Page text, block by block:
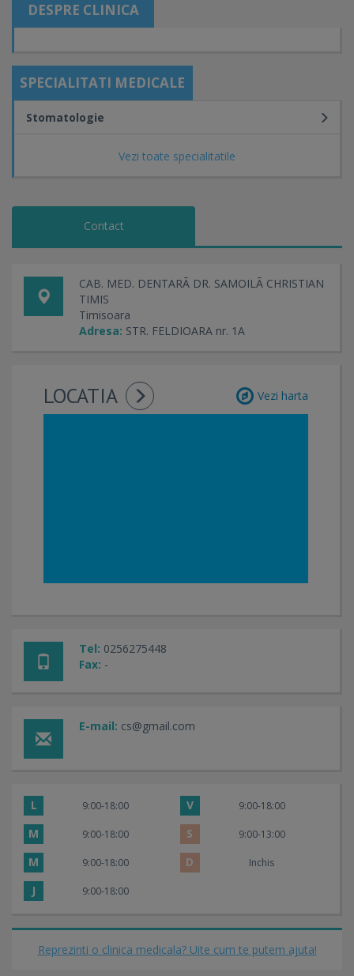
DESPRE CLINICA
SPECIALITATI MEDICALE
Vezi toate specialitatile
Stomatologie
Contact
CAB. MED. DENTARÃ DR. SAMOILÃ CHRISTIAN
TIMIS
Timisoara
Adresa: STR. FELDIOARA nr. 1A
LOCATIA Vezi harta
Tel: 0256275448
Fax: -
E-mail: cs@gmail.com
L 9:00-18:00 V 9:00-18:00
M 9:00-18:00 S 9:00-13:00
M 9:00-18:00 D Inchis
J 9:00-18:00
Reprezinti o clinica medicala? Uite cum te putem ajuta!